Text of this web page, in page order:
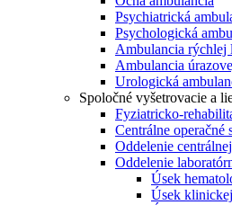
Psychiatrická
Psychologická
Ambulancia rýchlej
Ambulancia
Urologická
Spoločné vyšetrovacie a
Fyziatricko-
Centrálne operačné
Oddelenie
Oddelenie
Úsek
Úsek